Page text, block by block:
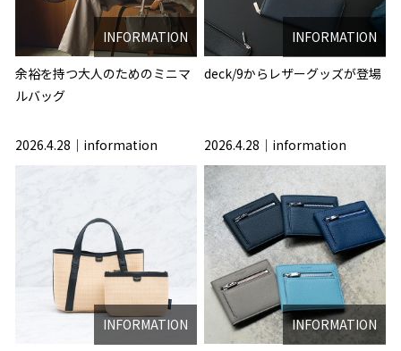
INFORMATION
余裕を持つ大人のためのミニマ
ルバッグ
INFORMATION
deck/9からレザーグッズが登場
2026.4.28 information
INFORMATION
2026.4.28 information
INFORMATION